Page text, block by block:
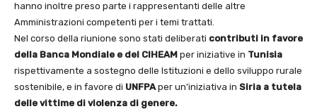
hanno inoltre preso parte i rappresentanti delle altre
Amministrazioni competenti per i temi trattati.
Nel corso della riunione sono stati deliberati contributi in favore
della Banca Mondiale e del CIHEAM per iniziative in Tunisia
rispettivamente a sostegno delle Istituzioni e dello sviluppo rurale
sostenibile, e in favore di UNFPA per un’iniziativa in Siria a tutela
delle vittime di violenza di genere.